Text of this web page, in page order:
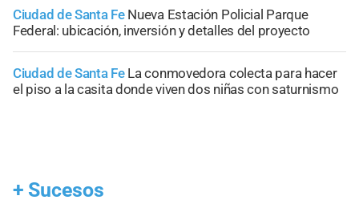
Ciudad de Santa Fe Nueva Estación Policial Parque
Federal: ubicación, inversión y detalles del proyecto
Ciudad de Santa Fe La conmovedora colecta para hacer
el piso a la casita donde viven dos niñas con saturnismo
+ Sucesos